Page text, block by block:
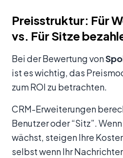
Preisstruktur: Für
vs. Für Sitze
Bei der Bewertung von
ist es wichtig, das
zum ROI zu betrachten.
CRM-Erweiterungen
Benutzer oder “Sitz”.
wächst, steigen Ihre
selbst wenn Ihr